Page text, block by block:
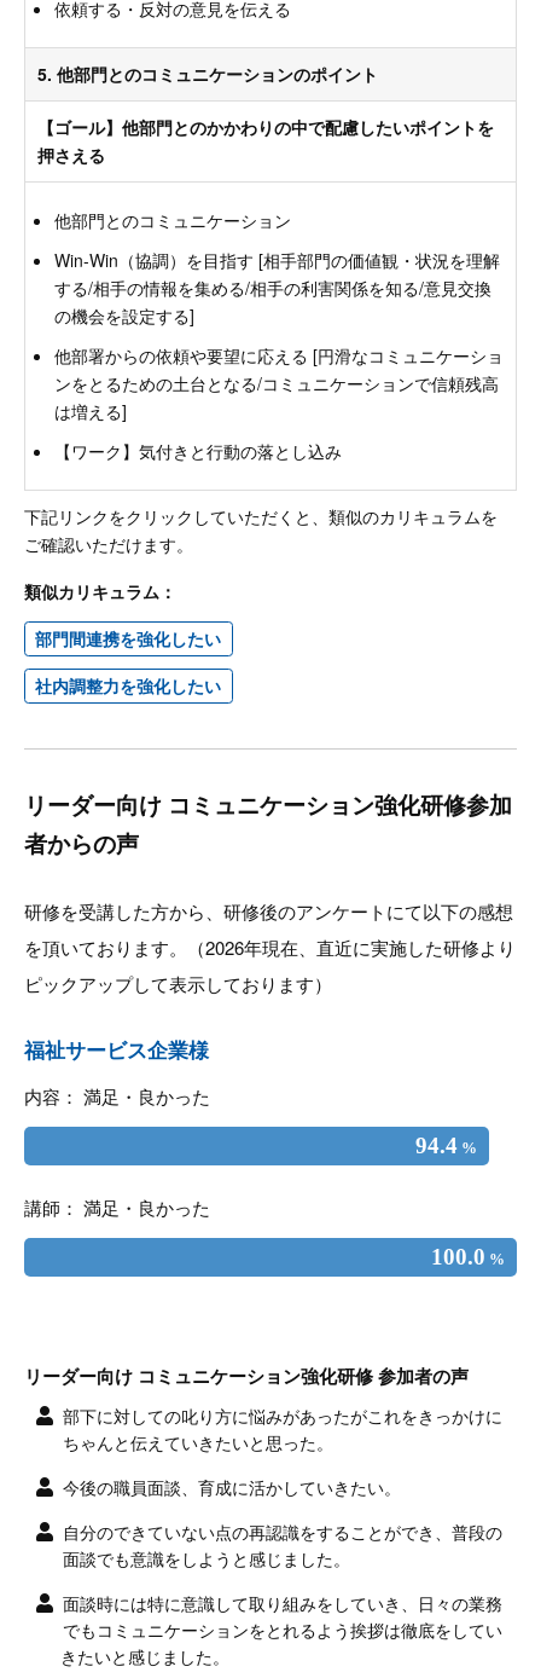
依頼する・反対の意見を伝える
5. 他部門とのコミュニケーションのポイント
【ゴール】他部門とのかかわりの中で配慮したいポイントを
押さえる
他部門とのコミュニケーション
Win-Win（協調）を目指す [相手部門の価値観・状況を理解
する/相手の情報を集める/相手の利害関係を知る/意見交換
の機会を設定する]
他部署からの依頼や要望に応える [円滑なコミュニケーショ
ンをとるための土台となる/コミュニケーションで信頼残高
は増える]
【ワーク】気付きと行動の落とし込み
下記リンクをクリックしていただくと、類似のカリキュラムを
ご確認いただけます。
類似カリキュラム：
部門間連携を強化したい
社内調整力を強化したい
リーダー向け コミュニケーション強化研修参加
者からの声
研修を受講した方から、研修後のアンケートにて以下の感想
を頂いております。（2026年現在、直近に実施した研修より
ピックアップして表示しております）
福祉サービス企業様
内容： 満足・良かった
94.4 %
講師： 満足・良かった
100.0 %
リーダー向け コミュニケーション強化研修 参加者の声
部下に対しての叱り方に悩みがあったがこれをきっかけに
ちゃんと伝えていきたいと思った。
今後の職員面談、育成に活かしていきたい。
自分のできていない点の再認識をすることができ、普段の
面談でも意識をしようと感じました。
面談時には特に意識して取り組みをしていき、日々の業務
でもコミュニケーションをとれるよう挨拶は徹底をしてい
きたいと感じました。